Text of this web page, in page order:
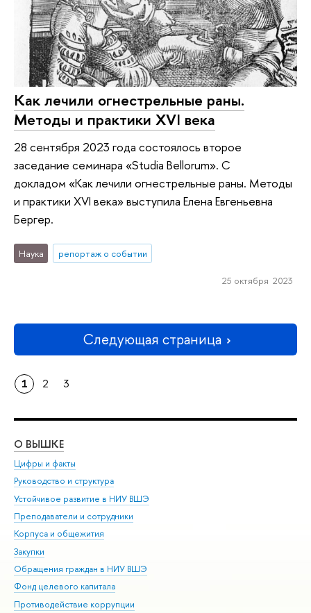
Как лечили огнестрельные раны.
Методы и практики XVI века
28 сентября 2023 года состоялось второе
заседание семинара «Studia Bellorum». С
докладом «Как лечили огнестрельные раны. Методы
и практики XVI века» выступила Елена Евгеньевна
Бергер.
Наука репортаж о событии
25 октября 2023
Следующая страница
1 2 3
О ВЫШКЕ
Цифры и факты
Руководство и структура
Устойчивое развитие в НИУ ВШЭ
Преподаватели и сотрудники
Корпуса и общежития
Закупки
Обращения граждан в НИУ ВШЭ
Фонд целевого капитала
Противодействие коррупции